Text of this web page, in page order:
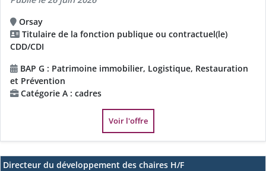
Orsay
Titulaire de la fonction publique ou contractuel(le)
CDD/CDI
BAP G : Patrimoine immobilier, Logistique, Restauration
et Prévention
Catégorie A : cadres
Voir l'offre
Directeur du développement des chaires H/F